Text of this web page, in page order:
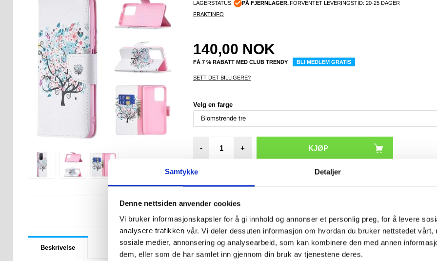
Samtykke Detaljer
Denne nettsiden anvender cookies
Vi bruker informasjonskapsler for å gi innhold og annonser et personlig preg, for å levere
analysere trafikken vår. Vi deler dessuten informasjon om hvordan du bruker nettstedet vårt,
sosiale medier, annonsering og analysearbeid, som kan kombinere den med annen
dem, eller som de har samlet inn gjennom din bruk av tjenestene deres.
LAGERSTATUS:
PÅ FJERNLAGER. FORVENTET LEVERINGSTID: 20-25 DAGER
FRAKTINFO
140,00 NOK
FÅ 7 % RABATT MED CLUB TRENDY BLI MEDLEM GRATIS
SETT DET BILLIGERE?
Velg en farge
- +
Beskrivelse
5G/